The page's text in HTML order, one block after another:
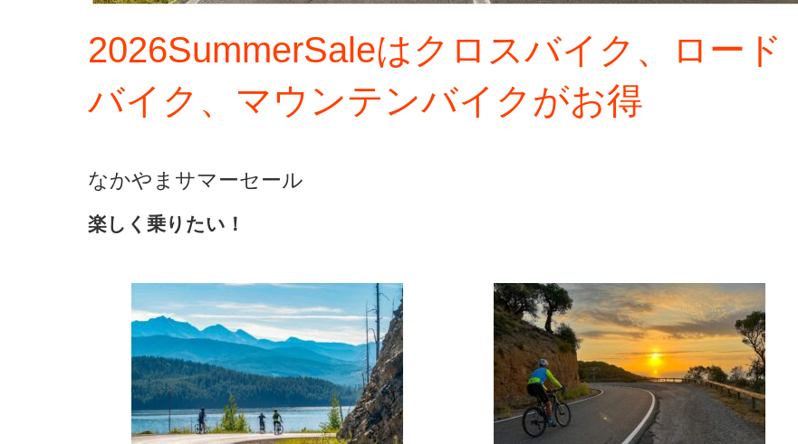
2026SummerSaleはクロスバイク、ロード
バイク、マウンテンバイクがお得
なかやまサマーセール
楽しく乗りたい！